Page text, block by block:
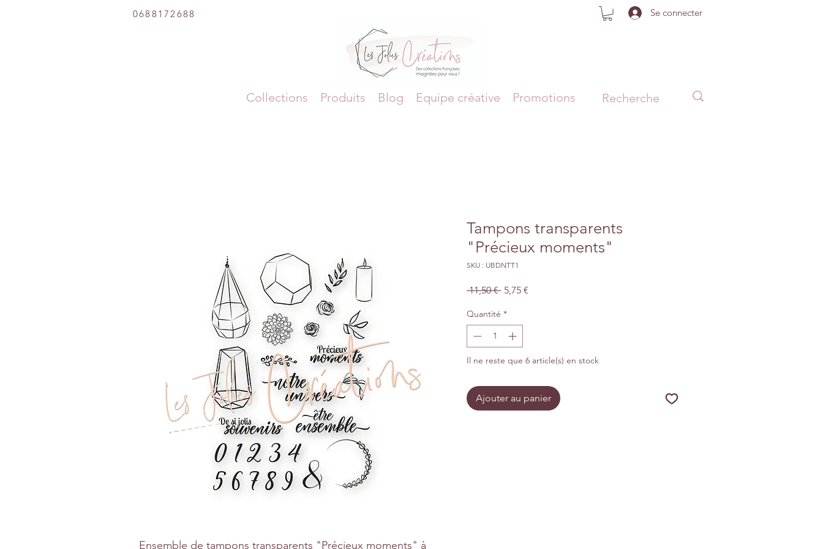
0688172688 Se connecter
Collections Produits Blog Equipe créative Promotions
Ensemble de tampons transparents "Précieux moments" à
Tampons transparents
"Précieux moments"
SKU : UBDNTT1
11,50 € Prix
5,75 €
Quantité *
Il ne reste que 6 article(s) en stock
Ajouter au panier